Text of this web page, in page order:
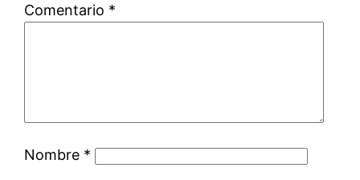
Comentario *
Nombre *